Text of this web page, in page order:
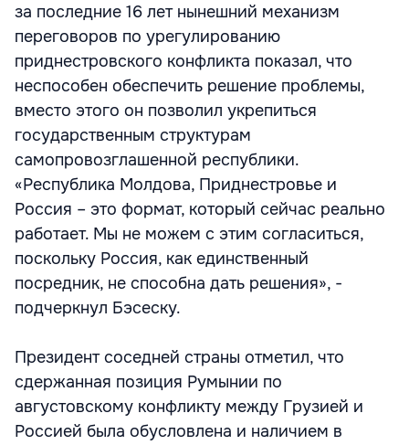
за последние 16 лет нынешний механизм
переговоров по урегулированию
приднестровского конфликта показал, что
неспособен обеспечить решение проблемы,
вместо этого он позволил укрепиться
государственным структурам
самопровозглашенной республики.
«Республика Молдова, Приднестровье и
Россия – это формат, который сейчас реально
работает. Мы не можем с этим согласиться,
поскольку Россия, как единственный
посредник, не способна дать решения», -
подчеркнул Бэсеску.
Президент соседней страны отметил, что
сдержанная позиция Румынии по
августовскому конфликту между Грузией и
Россией была обусловлена и наличием в